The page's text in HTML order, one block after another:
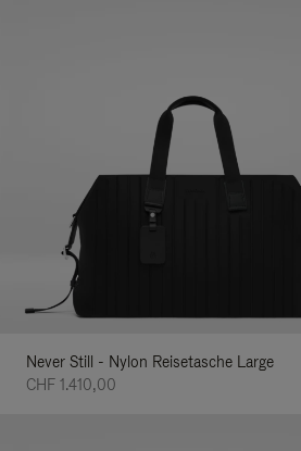
Never Still - Nylon Reisetasche Large
CHF 1.410,00